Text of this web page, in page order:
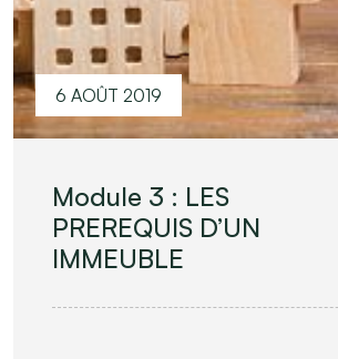
6 AOÛT 2019
Module 3 : LES
PREREQUIS D’UN
IMMEUBLE